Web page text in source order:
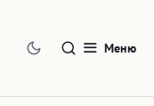
Меню